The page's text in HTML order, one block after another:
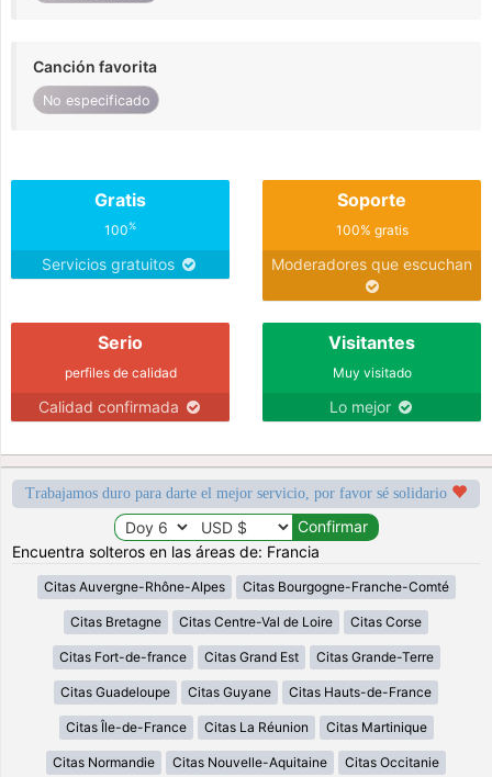
Canción favorita
No especificado
Gratis
100%
Servicios gratuitos
Soporte
100% gratis
Moderadores que escuchan
Serio
perfiles de calidad
Calidad confirmada
Visitantes
Muy visitado
Lo mejor
Trabajamos duro para darte el mejor servicio, por favor sé solidario
Encuentra solteros en las áreas de: Francia
Citas Auvergne-Rhône-Alpes Citas Bourgogne-Franche-Comté
Citas Bretagne Citas Centre-Val de Loire Citas Corse
Citas Fort-de-france Citas Grand Est Citas Grande-Terre
Citas Guadeloupe Citas Guyane Citas Hauts-de-France
Citas Île-de-France Citas La Réunion Citas Martinique
Citas Normandie Citas Nouvelle-Aquitaine Citas Occitanie